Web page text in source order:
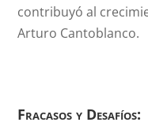
contribuyó al
Arturo Cantoblanco.
Fracasos y Desafíos: